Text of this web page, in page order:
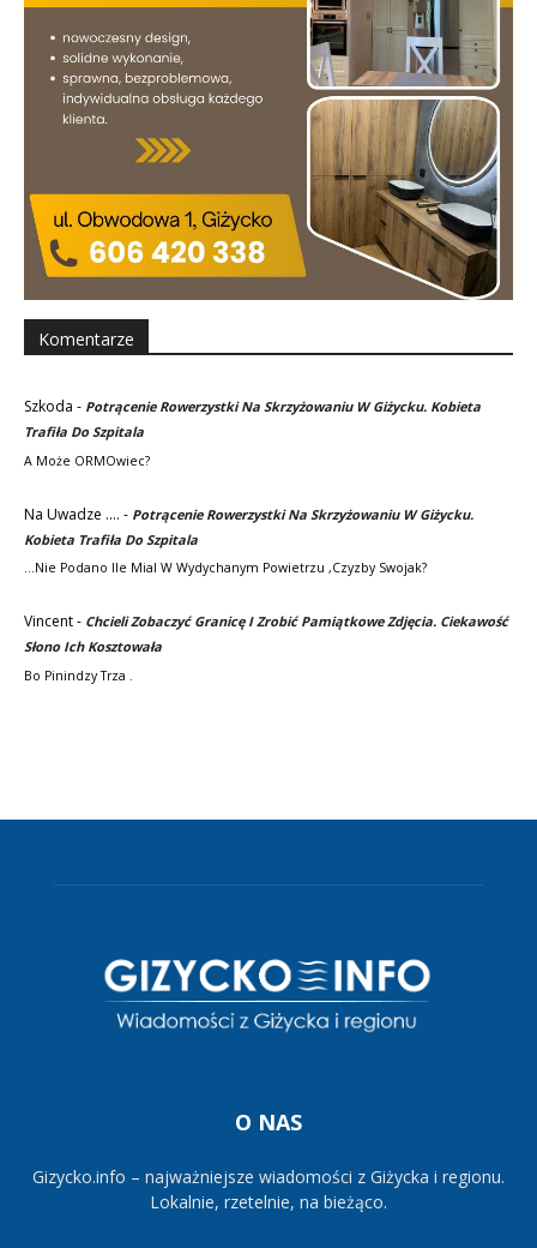
Komentarze
Szkoda - Potrącenie Rowerzystki Na Skrzyżowaniu W Giżycku. Kobieta
Trafiła Do Szpitala
A Może ORMOwiec?
Na Uwadze .... - Potrącenie Rowerzystki Na Skrzyżowaniu W Giżycku.
Kobieta Trafiła Do Szpitala
...nie Podano Ile Mial W Wydychanym Powietrzu ,czyzby Swojak?
Vincent- Chcieli Zobaczyć Granicę I Zrobić Pamiątkowe Zdjęcia. Ciekawość
Słono Ich Kosztowała
Bo Pinindzy Trza .
O NAS
Gizycko.info – najważniejsze wiadomości z Giżycka i regionu.
Lokalnie, rzetelnie, na bieżąco.